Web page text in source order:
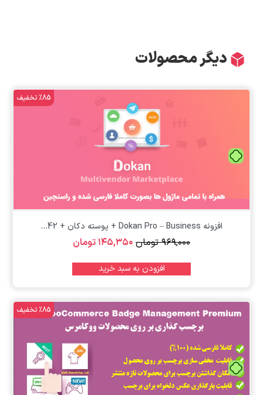
دیگر محصولات
%85 تخفیف
افزونه Dokan Pro – Business + پوسته دکان + 42...
۹۶۹,۰۰۰ تومان ۱۴۵,۳۵۰تومان
افزودن به سبد خرید
تومان
%85 تخفیف